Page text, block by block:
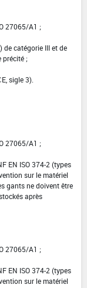
27065/A1 ;
de catégorie III et de
précité ;
sigle 3).
27065/A1 ;
EN ISO 374-2 (types
sur le matériel
gants ne doivent être
après
27065/A1 ;
EN ISO 374-2 (types
sur le matériel